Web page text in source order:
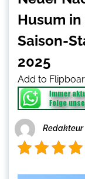
Husum
Saison-
2025
Add to
Redakteur